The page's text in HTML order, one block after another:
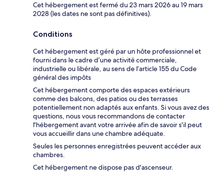
Cet hébergement est fermé du 23 mars 2026 au 19 mars
2028 (les dates ne sont pas définitives).
Conditions
Cet hébergement est géré par un hôte professionnel et
fourni dans le cadre d’une activité commerciale,
industrielle ou libérale, au sens de l’article 155 du Code
général des impôts
Cet hébergement comporte des espaces extérieurs
comme des balcons, des patios ou des terrasses
potentiellement non adaptés aux enfants. Si vous avez des
questions, nous vous recommandons de contacter
l'hébergement avant votre arrivée afin de savoir s'il peut
vous accueillir dans une chambre adéquate.
Seules les personnes enregistrées peuvent accéder aux
chambres.
Cet hébergement ne dispose pas d'ascenseur.